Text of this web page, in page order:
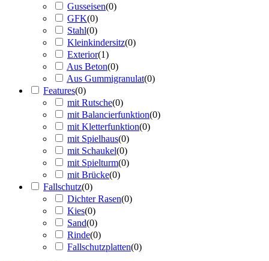
Gusseisen(0)
GFK(0)
Stahl(0)
Kleinkindersitz(0)
Exterior(1)
Aus Beton(0)
Aus Gummigranulat(0)
Features(0)
mit Rutsche(0)
mit Balancierfunktion(0)
mit Kletterfunktion(0)
mit Spielhaus(0)
mit Schaukel(0)
mit Spielturm(0)
mit Brücke(0)
Fallschutz(0)
Dichter Rasen(0)
Kies(0)
Sand(0)
Rinde(0)
Fallschutzplatten(0)